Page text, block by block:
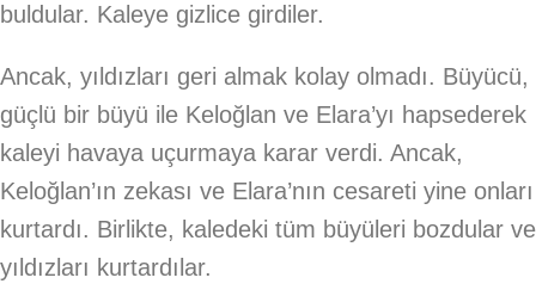
buldular. Kaleye gizlice girdiler.
Ancak, yıldızları geri almak kolay olmadı. Büyücü,
güçlü bir büyü ile Keloğlan ve Elara’yı hapsederek
kaleyi havaya uçurmaya karar verdi. Ancak,
Keloğlan’ın zekası ve Elara’nın cesareti yine onları
kurtardı. Birlikte, kaledeki tüm büyüleri bozdular ve
yıldızları kurtardılar.